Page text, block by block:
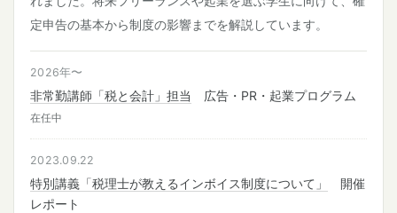
定申告の基本から制度の影響までを解説しています。
2026年〜
非常勤講師「税と会計」担当 広告・PR・起業プログラム
在任中
2023.09.22
特別講義「税理士が教えるインボイス制度について」
開催
レポート